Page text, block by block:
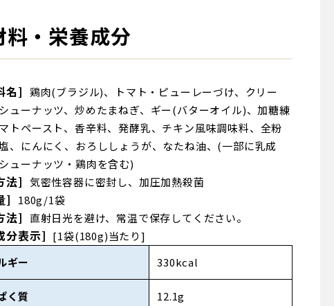
料・栄養成分
名] 鶏肉(ブラジル)、トマト・ピューレーづけ、クリー
ューナッツ、炒めたまねぎ、ギー(バターオイル)、加糖練
トペースト、香辛料、発酵乳、チキン風味調味料、全粉
、にんにく、おろししょうが、なたね油、(一部に乳成
ューナッツ・鶏肉を含む)
法] 気密性容器に密封し、加圧加熱殺菌
] 180g/1袋
法] 直射日光を避け、常温で保存してください。
分表示] [1袋(180g)当たり]
ギー
330kcal
く質 12.1g